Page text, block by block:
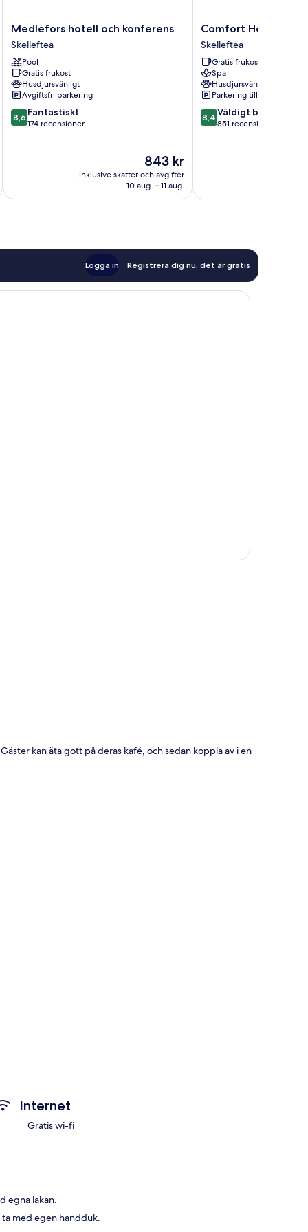
Medlefors
hotell
och
konferens
Skelleftea
Medlefors hotell och konferens
Skelleftea
Pool
Gratis frukost
Husdjursvänligt
Avgiftsfri parkering
8.6
av
8,6 Fantastiskt
174 recensioner
Priset
är
843 kr
843 kr
inklusive skatter och avgifter
10 aug. – 11 aug.
Comfort
Hotel
Skelleftea
Skelleftea
Comfort Hotel
Skelleftea
Gratis frukost
Spa
Husdjursvänligt
Parkering tillgänglig
8.4
av
8,4 Väldigt bra
851 recensioner
Logga in Registrera dig nu, det är gratis
kan äta gott på deras kafé, och sedan koppla av i en
Internet
Gratis wi-fi
egna lakan.
med egen handduk.